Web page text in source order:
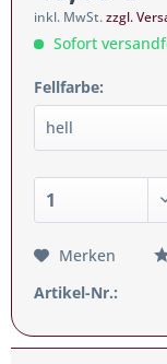
inkl. MwSt.zzgl.
Sofort
Fellfarbe:
Merken
Artikel-Nr.: